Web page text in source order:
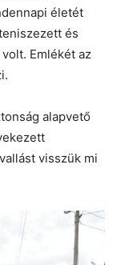
életét
és
Emlékét az
alapvető
visszük mi